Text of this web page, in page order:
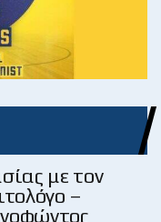
με τον
–